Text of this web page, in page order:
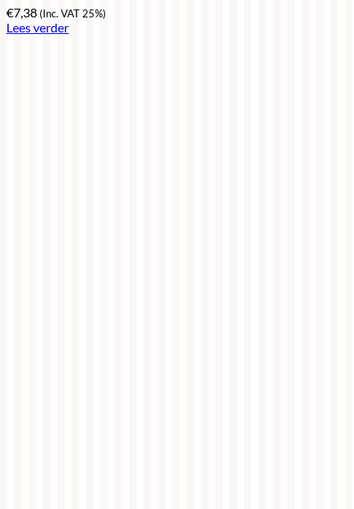
€7,38(Inc. VAT 25%)
Lees verder